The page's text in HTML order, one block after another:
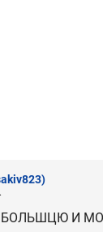
БОЛЬШЦЮ И